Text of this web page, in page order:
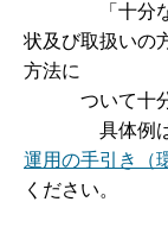
「十分
状及び取扱いの
方法に
ついて十
具体例
運用の手引き（
ください。